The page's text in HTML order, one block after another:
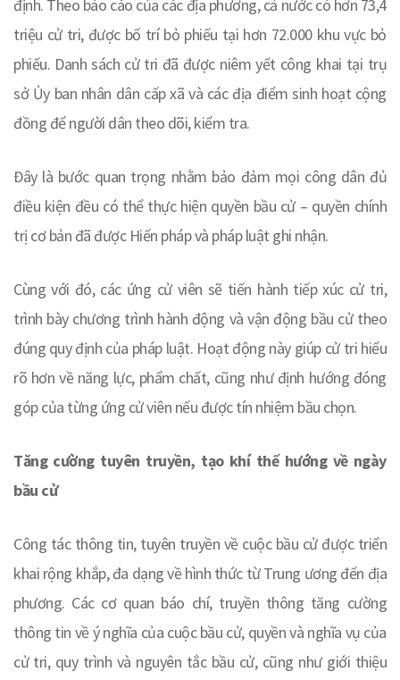
định. Theo báo cáo của các địa phương, cả nước có hơn 73,4
triệu cử tri, được bố trí bỏ phiếu tại hơn 72.000 khu vực bỏ
phiếu. Danh sách cử tri đã được niêm yết công khai tại trụ
sở Ủy ban nhân dân cấp xã và các địa điểm sinh hoạt cộng
đồng để người dân theo dõi, kiểm tra.
Đây là bước quan trọng nhằm bảo đảm mọi công dân đủ
điều kiện đều có thể thực hiện quyền bầu cử – quyền chính
trị cơ bản đã được Hiến pháp và pháp luật ghi nhận.
Cùng với đó, các ứng cử viên sẽ tiến hành tiếp xúc cử tri,
trình bày chương trình hành động và vận động bầu cử theo
đúng quy định của pháp luật. Hoạt động này giúp cử tri hiểu
rõ hơn về năng lực, phẩm chất, cũng như định hướng đóng
góp của từng ứng cử viên nếu được tín nhiệm bầu chọn.
Tăng cường tuyên truyền, tạo khí thế hướng về ngày
bầu cử
Công tác thông tin, tuyên truyền về cuộc bầu cử được triển
khai rộng khắp, đa dạng về hình thức từ Trung ương đến địa
phương. Các cơ quan báo chí, truyền thông tăng cường
thông tin về ý nghĩa của cuộc bầu cử, quyền và nghĩa vụ của
cử tri, quy trình và nguyên tắc bầu cử, cũng như giới thiệu